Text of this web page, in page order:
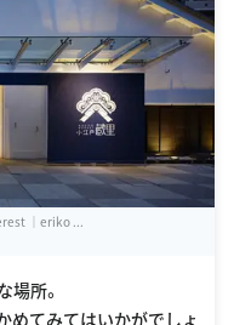
｜eriko ...
所。
めてみてはいかがでしょ